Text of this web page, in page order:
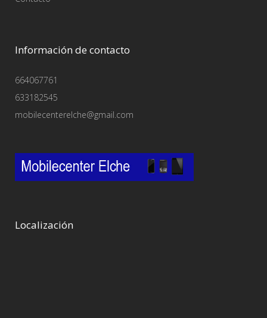
Información de contacto
664067761
633182545
mobilecenterelche@gmail.com
Localización